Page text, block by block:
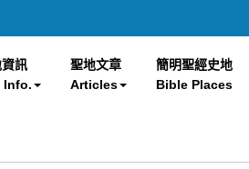
訊
Info.
聖地文章
Articles
簡明聖經史地
Bible Places